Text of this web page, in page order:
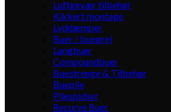
Luftgevær tilbehør
Kikkert montage
Lyddæmper
Buer / buegrej
Langbuer
Compoundbuer
Buestrenge & Tilbehør
Buepile
Pilespidser
Recurve Buer